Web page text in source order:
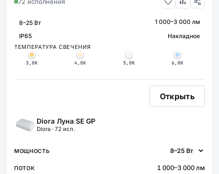
МОЩНОСТЬ СВЕТОВОЙ ПОТОК
1 000–3 000 лм
ЗАЩИТА
IP65 Накладное
ТЕМПЕРАТУРА СВЕЧЕНИЯ
3,0К 4,0К 5,0К 6,0К
Открыть
Diora Луна SE GP
Diora · 72 исп.
1 000–3 000 лм